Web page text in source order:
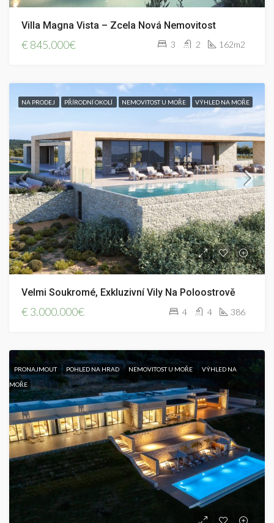
Villa Magna Vista – Zcela Nová Nemovitost
€845.000€ 3 2 162m2
NA PRODEJ PŘÍRODNÍ OKOLÍ NEMOVITOST U MOŘE VÝHLED NA MOŘE
Velmi Soukromé, Exkluzivní Vily Na Poloostrově
€3.000.000€ 4 4 386
PRONAJMOUT POHLED NA HRAD NEMOVITOST U MOŘE VÝHLED NA
MOŘE